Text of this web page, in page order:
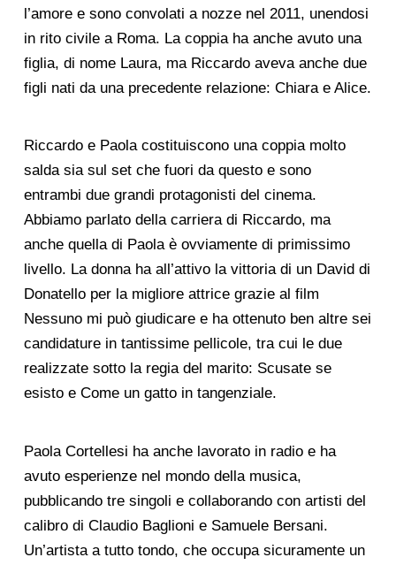
l’amore e sono convolati a nozze nel 2011, unendosi
in rito civile a Roma. La coppia ha anche avuto una
figlia, di nome Laura, ma Riccardo aveva anche due
figli nati da una precedente relazione: Chiara e Alice.
Riccardo e Paola costituiscono una coppia molto
salda sia sul set che fuori da questo e sono
entrambi due grandi protagonisti del cinema.
Abbiamo parlato della carriera di Riccardo, ma
anche quella di Paola è ovviamente di primissimo
livello. La donna ha all’attivo la vittoria di un David di
Donatello per la migliore attrice grazie al film
Nessuno mi può giudicare e ha ottenuto ben altre sei
candidature in tantissime pellicole, tra cui le due
realizzate sotto la regia del marito: Scusate se
esisto e Come un gatto in tangenziale.
Paola Cortellesi ha anche lavorato in radio e ha
avuto esperienze nel mondo della musica,
pubblicando tre singoli e collaborando con artisti del
calibro di Claudio Baglioni e Samuele Bersani.
Un’artista a tutto tondo, che occupa sicuramente un